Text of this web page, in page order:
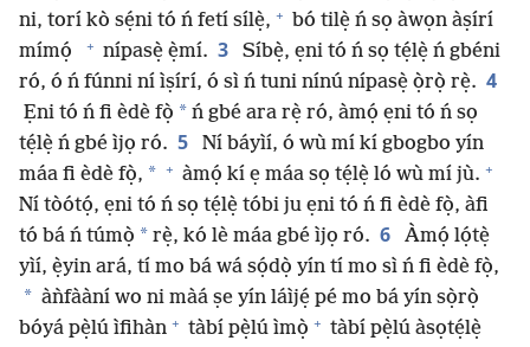
ni, torí kò sẹ́ni tó ń fetí sílẹ̀, + bó tilẹ̀ ń sọ àwọn àṣírí
mímọ́
+ nípasẹ̀ ẹ̀mí. 3
Síbẹ̀, ẹni tó ń sọ tẹ́lẹ̀ ń gbéni
ró, ó ń fúnni ní ìṣírí, ó sì ń tuni nínú nípasẹ̀ ọ̀rọ̀ rẹ̀. 4
Ẹni tó ń fi èdè fọ̀ * ń gbé ara rẹ̀ ró, àmọ́ ẹni tó ń sọ
tẹ́lẹ̀ ń gbé ìjọ ró. 5
Ní báyìí, ó wù mí kí gbogbo yín
máa fi èdè fọ̀, * + àmọ́ kí ẹ máa sọ tẹ́lẹ̀ ló wù mí jù. +
Ní tòótọ́, ẹni tó ń sọ tẹ́lẹ̀ tóbi ju ẹni tó ń fi èdè fọ̀, àfi
tó bá ń túmọ̀ * rẹ̀, kó lè máa gbé ìjọ ró. 6
Àmọ́ lọ́tẹ̀
yìí, ẹ̀yin ará, tí mo bá wá sọ́dọ̀ yín tí mo sì ń fi èdè fọ̀,
* àǹfààní wo ni màá ṣe yín láìjẹ́ pé mo bá yín sọ̀rọ̀
bóyá pẹ̀lú ìfihàn + tàbí pẹ̀lú ìmọ̀ + tàbí pẹ̀lú àsọtẹ́lẹ̀